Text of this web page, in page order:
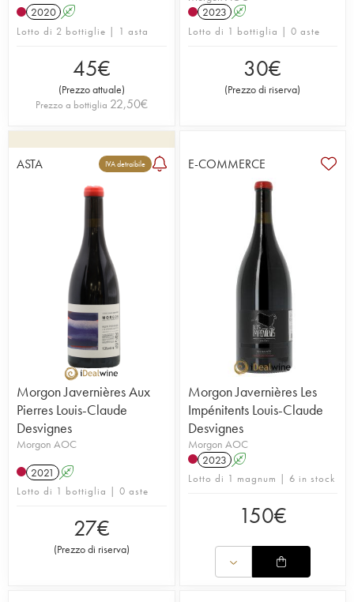
2020 A
Lotto di 2 bottiglie | 1 asta
45€
(Prezzo attuale)
Prezzo a bottiglia 22,50€
2023 A
Lotto di 1 bottiglia | 0 aste
30€
(Prezzo di riserva)
ASTA IVA detraibile
Morgon Javernières Aux
Pierres Louis-Claude
Desvignes
Morgon AOC
2021
A
Lotto di 1 bottiglia | 0 aste
27€
(Prezzo di riserva)
E-COMMERCE
Morgon Javernières Les
Impénitents Louis-Claude
Desvignes
Morgon AOC
2023 A
Lotto di 1 magnum | 6 in stock
150€